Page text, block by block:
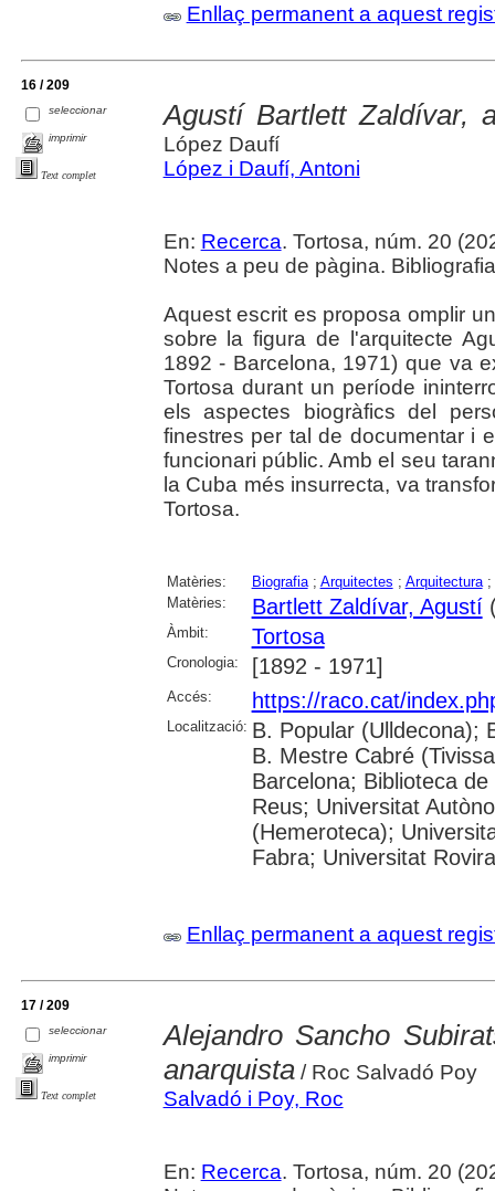
Enllaç permanent a aquest
16 / 209
seleccionar
imprimir
Text complet
Agustí Bartlett Zaldívar,
López Daufí
López i Daufí, Antoni
En: Recerca. Tortosa, núm. 20
Notes a peu de pàgina.
Aquest escrit es proposa omplir
sobre la figura de l'arquitecte
1892 - Barcelona, 1971) que va
Tortosa durant un període
els aspectes biogràfics del
finestres per tal de documentar i
funcionari públic. Amb el seu
la Cuba més insurrecta, va
Tortosa.
Matèries: Biografia; Arquitectes ; Arquitectura;
Matèries:
Bartlett Zaldívar, Agustí
Àmbit: Tortosa
Cronologia: [1892 - 1971]
Accés: https://raco.cat/
Localització: B. Popular (Ulldecona);
B. Mestre Cabré
Barcelona; Biblioteca
Reus; Universitat
(Hemeroteca);
Fabra; Universitat
Enllaç permanent a aquest
17 / 209
seleccionar
imprimir
Text complet
Alejandro Sancho
anarquista/ Roc Salvadó Poy
Salvadó i Poy, Roc
En: Recerca. Tortosa, núm. 20